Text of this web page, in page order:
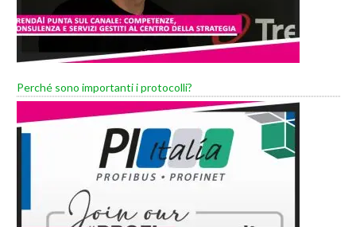
Perché sono importanti i protocolli?